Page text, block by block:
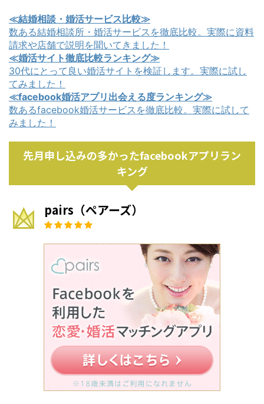
≪結婚相談・婚活サービス比較≫
数ある結婚相談所・婚活サービスを徹底比較。実際に資料
請求や店舗で説明を聞いてきました！
≪婚活サイト徹底比較ランキング≫
30代にとって良い婚活サイトを検証します。実際に試し
てみました！
≪facebook婚活アプリ出会える度ランキング≫
数あるfacebook婚活サービスを徹底比較。実際に試して
みました！
先月申し込みの多かったfacebookアプリラン
キング
pairs（ペアーズ）